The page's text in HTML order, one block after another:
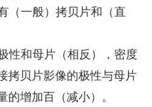
一般）拷贝片和（直
和母片（相反），密度
拷贝片影像的极性与母片
增加百（减小）。